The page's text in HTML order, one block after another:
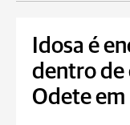
Idosa é
dentro de
Odete em